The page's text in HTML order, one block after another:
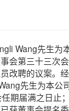
Wang先生为
会第三十三次
改聘的议案。
先生为本公
期届满之日止